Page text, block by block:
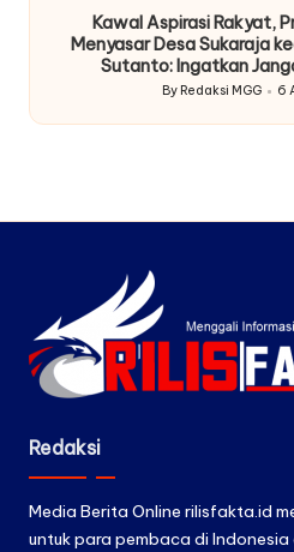
Kawal Aspirasi Rakyat,
Menyasar Desa Sukaraja
Sutanto: Ingatkan
Posted
by
By Redaksi MGG 6
Redaksi
Media Berita Online rilisfakta.id
untuk para pembaca di